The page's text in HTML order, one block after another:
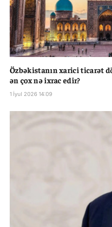
Özbəkistanın xarici ticarət
ən çox nə ixrac edir?
1 İyul 2026 14:09